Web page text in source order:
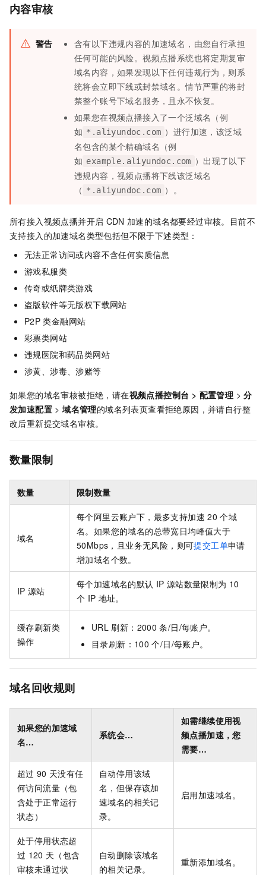
内容审核
警告
含有以下违规内容的加速域名，由您自行承担
任何可能的风险。视频点播系统也将定期复审
域名内容，如果发现以下任何违规行为，则系
统将会立即下线或封禁域名。情节严重的将封
禁整个账号下域名服务，且永不恢复。
如果您在视频点播接入了一个泛域名（例
如 *.aliyundoc.com ）进行加速，该泛域
名包含的某个精确域名（例
如 example.aliyundoc.com ）出现了以下
违规内容，视频点播将下线该泛域名
（ *.aliyundoc.com ）。
所有接入视频点播并开启 CDN 加速的域名都要经过审核。目前不
支持接入的加速域名类型包括但不限于下述类型：
无法正常访问或内容不含任何实质信息
游戏私服类
传奇或纸牌类游戏
盗版软件等无版权下载网站
P2P 类金融网站
彩票类网站
违规医院和药品类网站
涉黄、涉毒、涉赌等
如果您的域名审核被拒绝，请在视频点播控制台 > 配置管理 >分
发加速配置 >域名管理的域名列表页查看拒绝原因，并请自行整
改后重新提交域名审核。
数量限制
数量 限制数量
域名
每个阿里云账户下，最多支持加速 20 个域
名。如果您的域名的总带宽日均峰值大于
50Mbps，且业务无风险，则可提交工单申请
增加域名个数。
IP 源站
每个加速域名的默认 IP 源站数量限制为 10
个 IP 地址。
缓存刷新类
操作
URL 刷新：2000 条/日/每账户。
目录刷新：100 个/日/每账户。
域名回收规则
如果您的加速域
名…
系统会…
如需继续使用视
频点播加速，您
需要…
超过 90 天没有任
何访问流量（包
含处于正常运行
状态）
自动停用该域
名，但保存该加
速域名的相关记
录。
启用加速域名。
处于停用状态超
过 120 天（包含
审核未通过状
自动删除该域名
的相关记录。
重新添加域名。